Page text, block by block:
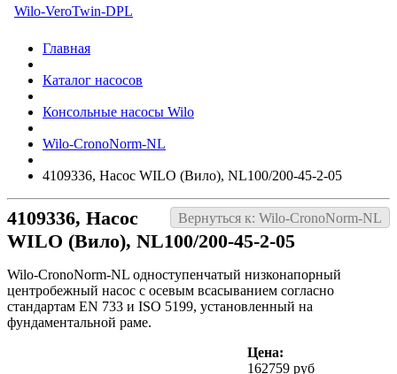
Wilo-VeroTwin-DPL
Главная
Каталог насосов
Консольные насосы Wilo
Wilo-CronoNorm-NL
4109336, Насос WILO (Вило), NL100/200-45-2-05
Вернуться к: Wilo-CronoNorm-NL
4109336, Насос
WILO (Вило), NL100/200-45-2-05
Wilo-CronoNorm-NL одноступенчатый низконапорный
центробежный насос с осевым всасыванием согласно
стандартам EN 733 и ISO 5199, установленный на
фундаментальной раме.
Цена:
162759 руб